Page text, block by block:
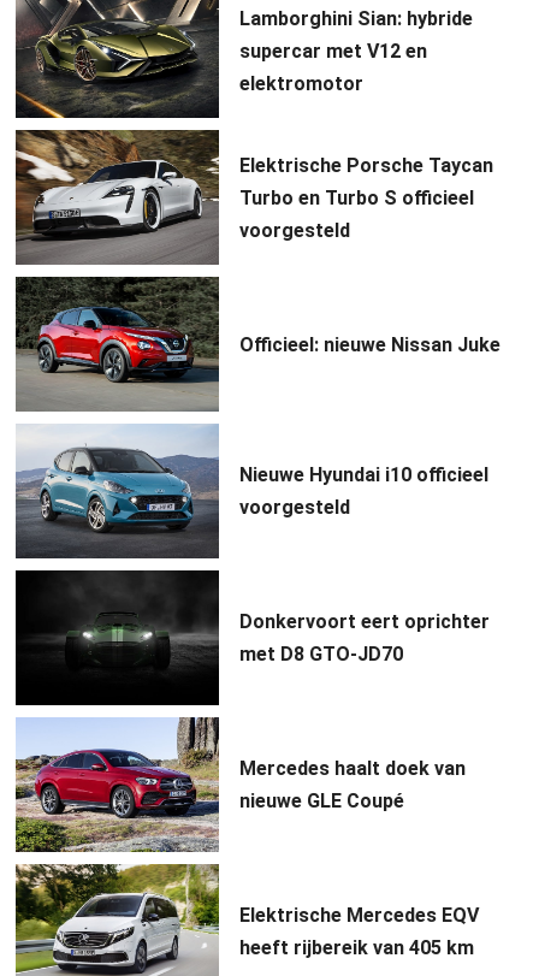
Lamborghini Sian: hybride
supercar met V12 en
elektromotor
Elektrische Porsche Taycan
Turbo en Turbo S officieel
voorgesteld
Officieel: nieuwe Nissan Juke
Nieuwe Hyundai i10 officieel
voorgesteld
Donkervoort eert oprichter
met D8 GTO-JD70
Mercedes haalt doek van
nieuwe GLE Coupé
Elektrische Mercedes EQV
heeft rijbereik van 405 km